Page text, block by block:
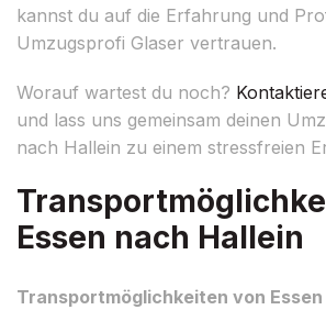
kannst du auf die Erfahrung und
Umzugsprofi Glaser vertrauen.
Worauf wartest du noch?
und lass uns gemeinsam deinen
nach Hallein zu einem stressfreien
Essen nach Hallein
Transportmöglichkeiten von Essen